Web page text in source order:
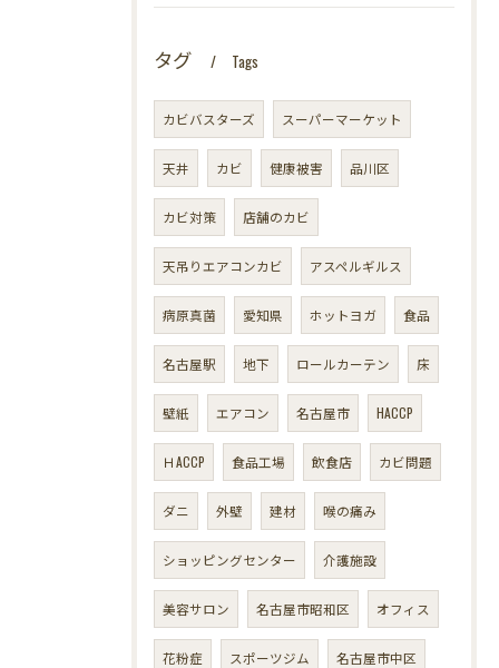
タグ Tags
カビバスターズ スーパーマーケット
天井 カビ 健康被害 品川区
カビ対策 店舗のカビ
天吊りエアコンカビ アスペルギルス
病原真菌 愛知県 ホットヨガ 食品
名古屋駅 地下 ロールカーテン 床
壁紙 エアコン 名古屋市 HACCP
ＨACCP 食品工場 飲食店 カビ問題
ダニ 外壁 建材 喉の痛み
ショッピングセンター 介護施設
美容サロン 名古屋市昭和区 オフィス
花粉症 スポーツジム 名古屋市中区